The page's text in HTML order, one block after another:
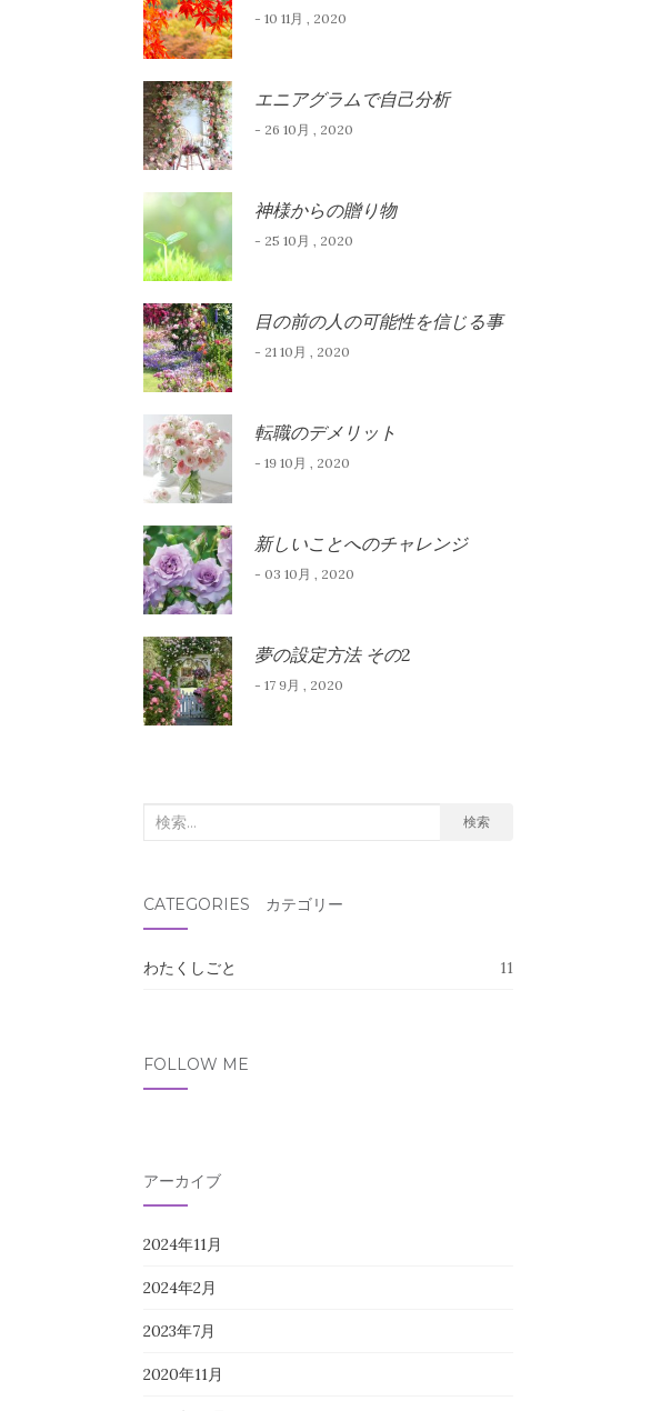
- 10 11月 , 2020
エニアグラムで自己分析
- 26 10月 , 2020
神様からの贈り物
- 25 10月 , 2020
目の前の人の可能性を信じる事
- 21 10月 , 2020
転職のデメリット
- 19 10月 , 2020
新しいことへのチャレンジ
- 03 10月 , 2020
夢の設定方法 その2
- 17 9月 , 2020
検
象:
検索
CATEGORIES カテゴリー
わたくしごと 11
FOLLOW ME
アーカイブ
2024年11月
2024年2月
2023年7月
2020年11月